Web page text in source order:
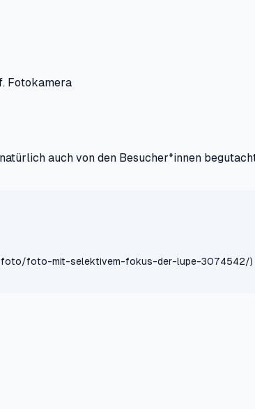
Fotokamera
auch von den Besucher*innen
foto/foto-mit-selektivem-fokus-der-lupe-3074542/)